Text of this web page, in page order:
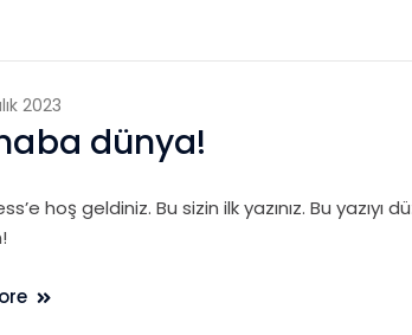
2023
dünya!
hoş geldiniz. Bu sizin ilk yazınız. Bu